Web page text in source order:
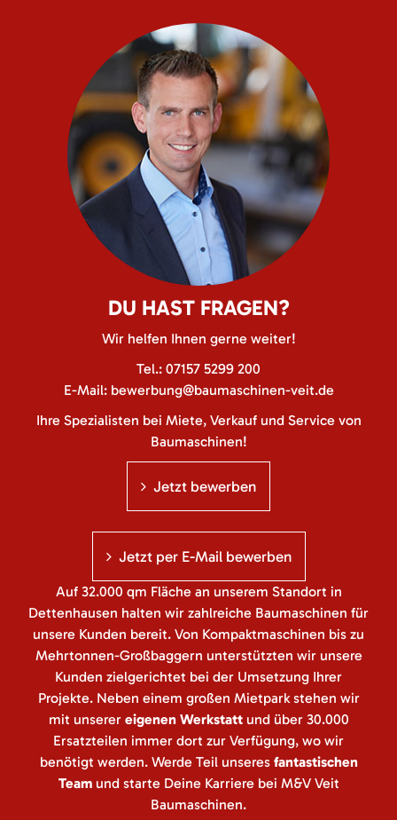
DU HAST FRAGEN?
Wir helfen Ihnen gerne weiter!
Tel.: 07157 5299 200
E-Mail: bewerbung@baumaschinen-veit.de
Ihre Spezialisten bei Miete, Verkauf und Service von
Baumaschinen!
Jetzt bewerben
Jetzt per E-Mail bewerben
Auf 32.000 qm Fläche an unserem Standort in
Dettenhausen halten wir zahlreiche Baumaschinen für
unsere Kunden bereit. Von Kompaktmaschinen bis zu
Mehrtonnen-Großbaggern unterstützten wir unsere
Kunden zielgerichtet bei der Umsetzung Ihrer
Projekte. Neben einem großen Mietpark stehen wir
mit unserer eigenen Werkstattund über 30.000
Ersatzteilen immer dort zur Verfügung, wo wir
benötigt werden. Werde Teil unseres fantastischen
Teamund starte Deine Karriere bei M&V Veit
Baumaschinen.